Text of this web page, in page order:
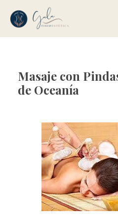
Masaje con
de Oceanía